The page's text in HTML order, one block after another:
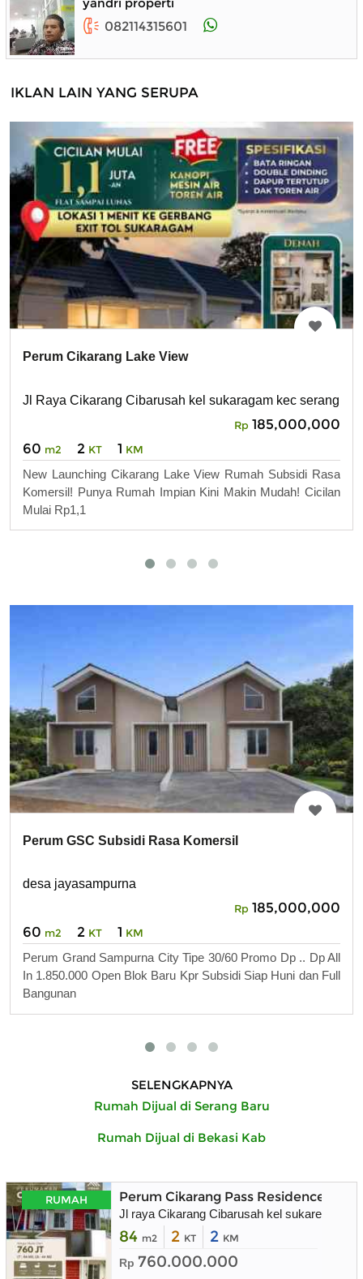
082114315601
IKLAN LAIN YANG SERUPA
Perum Cikarang Lake View
Jl Raya Cikarang Cibarusah kel sukaragam kec serang
Rp 185,000,000
60 m2 2 KT 1 KM
New Launching Cikarang Lake View Rumah Subsidi Rasa
Komersil! Punya Rumah Impian Kini Makin Mudah! Cicilan
Mulai Rp1,1
Perum GSC Subsidi Rasa Komersil
desa jayasampurna
Rp 185,000,000
60 m2 2 KT 1 KM
Perum Grand Sampurna City Tipe 30/60 Promo Dp .. Dp All
In 1.850.000 Open Blok Baru Kpr Subsidi Siap Huni dan Full
Bangunan
SELENGKAPNYA
Rumah Dijual di Serang Baru
Rumah Dijual di Bekasi Kab
RUMAH Perum Cikarang Pass Residence
Jl raya Cikarang Cibarusah kel sukaresmi
84 m2 2 KT 2 KM
Rp 760.000.000